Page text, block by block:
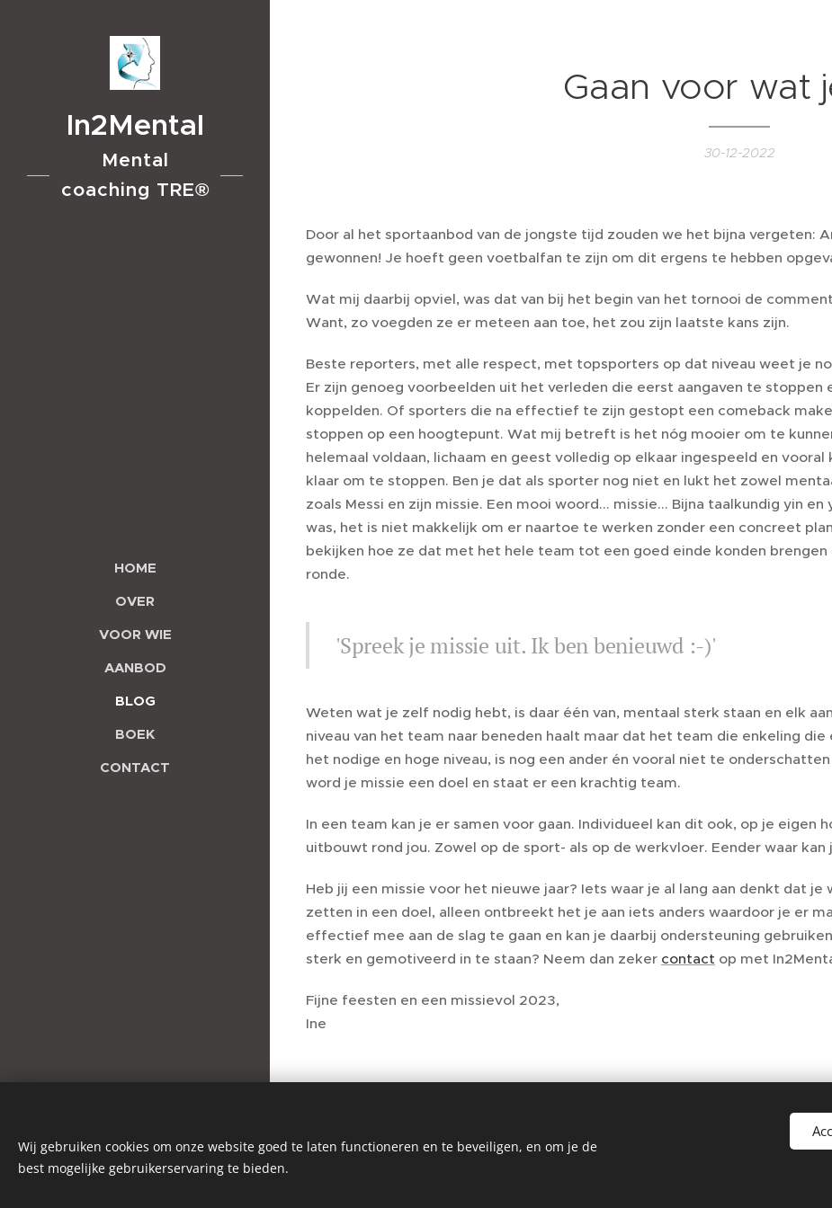
In2Mental
Mental
coaching TRE®
HOME
OVER
VOOR WIE
AANBOD
BLOG
BOEK
CONTACT
Gaan voor wat
30-12-2022
Door al het sportaanbod van de jongste tijd zouden we het bijna vergeten:
gewonnen! Je hoeft geen voetbalfan te zijn om dit ergens te hebben
Wat mij daarbij opviel, was dat van bij het begin van het tornooi de
Want, zo voegden ze er meteen aan toe, het zou zijn laatste kans zijn.
Beste reporters, met alle respect, met topsporters op dat niveau weet je
Er zijn genoeg voorbeelden uit het verleden die eerst aangaven te stoppen
koppelden. Of sporters die na effectief te zijn gestopt een comeback
stoppen op een hoogtepunt. Wat mij betreft is het nóg mooier om te
helemaal voldaan, lichaam en geest volledig op elkaar ingespeeld en vooral
klaar om te stoppen. Ben je dat als sporter nog niet en lukt het zowel
zoals Messi en zijn missie. Een mooi woord... missie... Bijna taalkundig yin
was, het is niet makkelijk om er naartoe te werken zonder een concreet
bekijken hoe ze dat met het hele team tot een goed einde konden
ronde.
'Spreek je missie uit. Ik ben benieuwd :-)'
Weten wat je zelf nodig hebt, is daar één van, mentaal sterk staan en elk
niveau van het team naar beneden haalt maar dat het team die enkeling
het nodige en hoge niveau, is nog een ander én vooral niet te
word je missie een doel en staat er een krachtig team.
In een team kan je er samen voor gaan. Individueel kan dit ook, op je
uitbouwt rond jou. Zowel op de sport- als op de werkvloer. Eender waar
Heb jij een missie voor het nieuwe jaar? Iets waar je al lang aan denkt dat
zetten in een doel, alleen ontbreekt het je aan iets anders waardoor je er
effectief mee aan de slag te gaan en kan je daarbij ondersteuning
sterk en gemotiveerd in te staan? Neem dan zeker contact op met
Fijne feesten en een missievol 2023,
Ine
reserved
Privacyverklaring•Algemene
Wij gebruiken cookies om onze website goed te laten functioneren en te beveiligen, en om je de
best mogelijke gebruikerservaring te bieden.